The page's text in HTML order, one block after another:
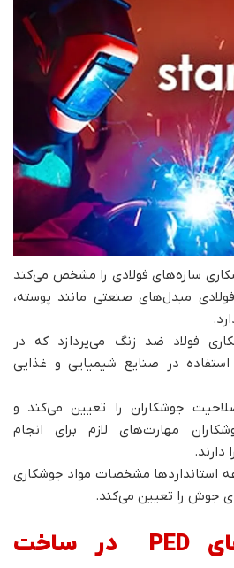
سازه‌های فولادی را مشخص می‌کند
مبدل‌های صنعتی مانند پوسته،
فولاد ضد زنگ می‌پردازد که در
در صنایع شیمیایی و غذایی
جوشکاران را تعیین می‌کند و
مهارت‌های لازم برای انجام
استانداردها مشخصات مواد جوشکاری
جوش را تعیین می‌کند.
7. استانداردهای PED در ساخت